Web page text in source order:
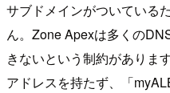
サブドメインがついている
ん。Zone Apexは多くの
きないという制約がありま
アドレスを持たず、「